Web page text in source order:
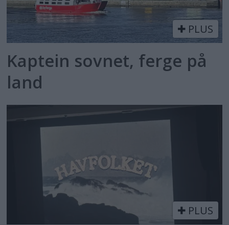
PLUS
Kaptein sovnet, ferge på
land
PLUS